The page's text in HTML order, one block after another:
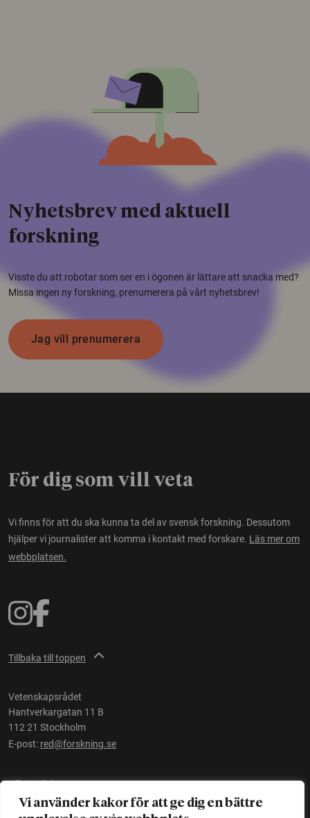
Vi använder kakor för att ge dig en bättre
Nyhetsbrev med aktuell
forskning
Visste du att robotar som ser en i ögonen är lättare att snacka med?
Missa ingen ny forskning, prenumerera på vårt nyhetsbrev!
Jag vill prenumerera
För dig som vill veta
Vi finns för att du ska kunna ta del av svensk forskning. Dessutom
hjälper vi journalister att komma i kontakt med forskare. Läs mer om
webbplatsen.
Tillbaka till toppen
Vetenskapsrådet
Hantverkargatan 11 B
112 21 Stockholm
E-post: red@forskning.se
Tillgänglighet